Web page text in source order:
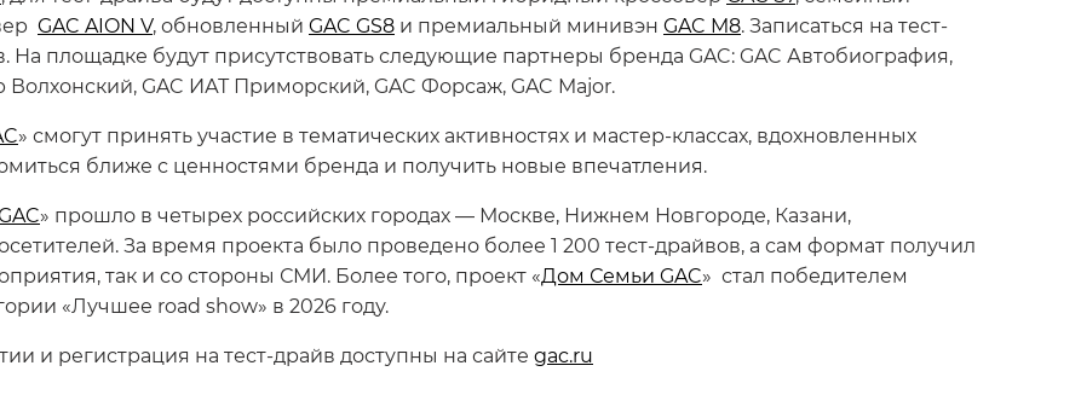
GAC AION V, обновленный GAC GS8 и премиальный минивэн GAC M8. Записаться на тест-
площадке будут присутствовать следующие партнеры бренда GAC: GAC Автобиография,
GAC ИАТ Приморский, GAC Форсаж, GAC Major.
» смогут принять участие в тематических активностях и мастер-классах, вдохновленных
ближе с ценностями бренда и получить новые впечатления.
» прошло в четырех российских городах — Москве, Нижнем Новгороде, Казани,
За время проекта было проведено более 1 200 тест-драйвов, а сам формат получил
так и со стороны СМИ. Более того, проект «Дом Семьи GAC» стал победителем
«Лучшее road show» в 2026 году.
и регистрация на тест-драйв доступны на сайте gac.ru